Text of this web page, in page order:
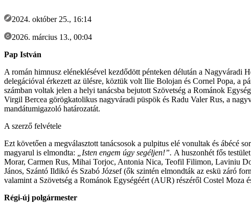
2024. október 25., 16:14
2026. március 13., 00:04
Pap István
A román himnusz eléneklésével kezdődött pénteken délután a Nagyváradi
delegációval érkezett az ülésre, köztük volt Ilie Bolojan és Cornel Popa, a
számban voltak jelen a helyi tanácsba bejutott Szövetség a Románok
Virgil Bercea görögkatolikus nagyváradi püspök és Radu Valer Rus, a
mandátumigazoló határozatát.
A szerző felvétele
Ezt követően a megválasztott tanácsosok a pulpitus elé vonultak és ábécé
magyarul is elmondta: „Isten engem úgy segéljen!”. A huszonhét fős
Morar, Carmen Rus, Mihai Torjoc, Antonia Nica, Teofil Filimon, Laviniu
János, Szántó Ildikó és Szabó József (ők szintén elmondták az eskü záró
valamint a Szövetség a Románok Egységéért (AUR) részéről Costel Moza
Régi-új polgármester